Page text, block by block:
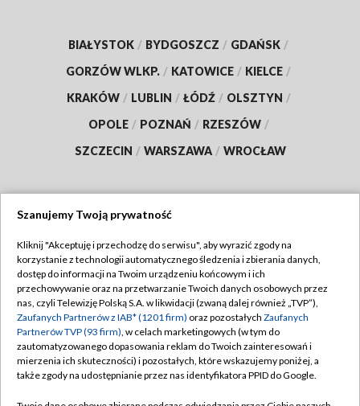
BIAŁYSTOK / BYDGOSZCZ / GDAŃSK /
GORZÓW WLKP. / KATOWICE / KIELCE /
KRAKÓW / LUBLIN / ŁÓDŹ / OLSZTYN /
OPOLE / POZNAŃ / RZESZÓW /
SZCZECIN / WARSZAWA / WROCŁAW
TVP
Abonament TVP
Emisja w TVP
Centrum informacji TVP
Naziemna Telewizja Cyfrowa
Regulamin TVP
Polityka prywatności
Moje zgody
Pomoc
Szanujemy Twoją prywatność
Kliknij "Akceptuję i przechodzę do serwisu", aby wyrazić zgody na
korzystanie z technologii automatycznego śledzenia i zbierania danych,
dostęp do informacji na Twoim urządzeniu końcowym i ich
przechowywanie oraz na przetwarzanie Twoich danych osobowych przez
nas, czyli Telewizję Polską S.A. w likwidacji (zwaną dalej również „TVP”),
Zaufanych Partnerów z IAB* (1201 firm) oraz pozostałych Zaufanych
Partnerów TVP (93 firm), w celach marketingowych (w tym do
zautomatyzowanego dopasowania reklam do Twoich zainteresowań i
mierzenia ich skuteczności) i pozostałych, które wskazujemy poniżej, a
także zgody na udostępnianie przez nas identyfikatora PPID do Google.